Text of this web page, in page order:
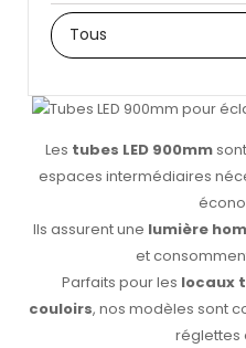
Les tubes LED 900mm
espaces intermédiaires
Ils assurent une lumière
et
Parfaits pour les locaux
couloirs, nos modèles sont
réglettes